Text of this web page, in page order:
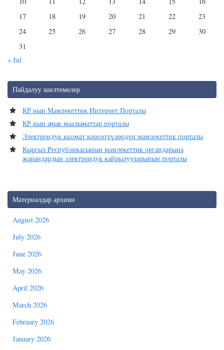
17
18 19 20 21 22
23
24
25 26 27 28 29
30
31
« Jul
Пайдалуу шилтемелер
КР нын Мамлекеттик Интернет Порталы
КР нын ачык маалыматтар порталы
Электрондук кызмат көрсөтүүлөрдүн мамлекеттик порталы
Кыргыз Республикасынын мамлекеттик органдарына
жарандардын электрондук кайрылууларынын порталы
Материалдар архиви
August 2026
July 2026
June 2026
May 2026
April 2026
March 2026
February 2026
January 2026